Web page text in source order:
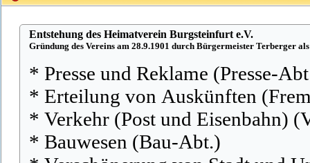
Entstehung des Heimatverein Burgsteinfurt e.V.
Gründung des Vereins am 28.9.1901 durch Bürgermeister Terberger
* Presse und Reklame (Presse-
* Erteilung von Auskünften
* Verkehr (Post und Eisenbahn)
* Bauwesen (Bau-Abt.)